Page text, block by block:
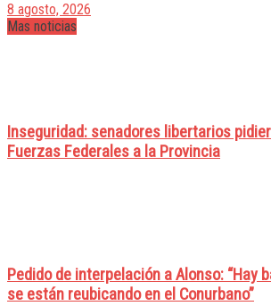
8 agosto, 2026
Mas noticias
Inseguridad: senadores libertarios
Fuerzas Federales a la Provincia
Pedido de interpelación a Alonso: “Hay
se están reubicando en el Conurbano”